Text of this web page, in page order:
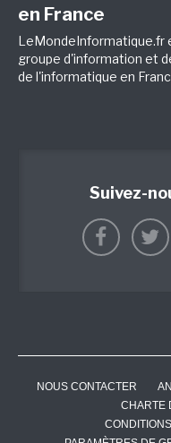
en France
LeMondeInformatique.fr
groupe d'information et
de l'informatique en
Suivez-
NOUS CONTACTER
CHARTE